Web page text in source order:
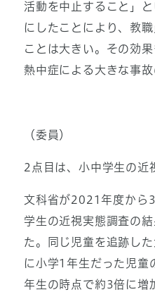
活動を中止すること」
にしたことにより、教
ことは大きい。その効
熱中症による大きな事
（委員）
2点目は、小中学生の近
文科省が2021年度から
学生の近視実態調査の
た。同じ児童を追跡し
に小学1年生だった児童
年生の時点で約3倍に増